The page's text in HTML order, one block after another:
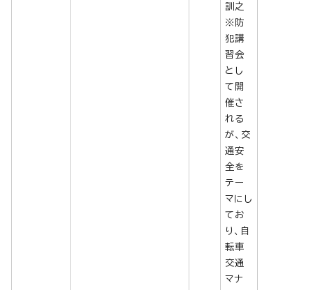
訓之
※防
犯講
習会
とし
て開
催さ
れる
が、交
通安
全を
テー
マにし
てお
り、自
転車
交通
マナ